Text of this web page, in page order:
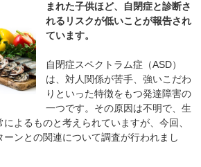
まれた子供ほど、自閉症と診断さ
れるリスクが低いことが報告され
ています。
自閉症スペクトラム症（ASD）
は、対人関係が苦手、強いこだわ
りといった特徴をもつ発達障害の
一つです。その原因は不明で、生
よるものと考えられていますが、今回、
ンとの関連について調査が行われまし